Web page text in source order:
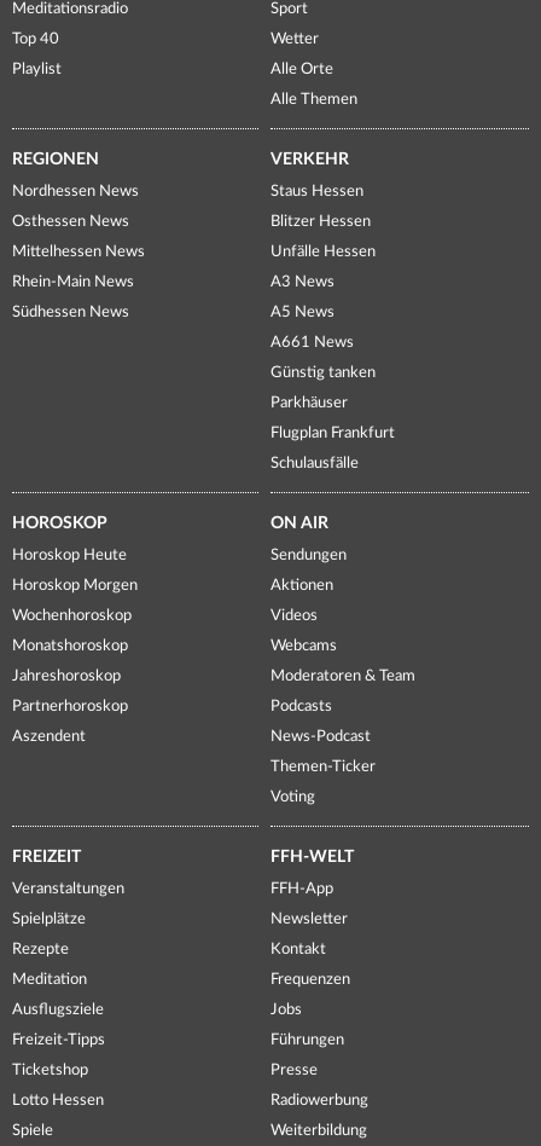
Meditationsradio
Top 40
Playlist
Sport
Wetter
Alle Orte
Alle Themen
REGIONEN
Nordhessen News
Osthessen News
Mittelhessen News
Rhein-Main News
Südhessen News
VERKEHR
Staus Hessen
Blitzer Hessen
Unfälle Hessen
A3 News
A5 News
A661 News
Günstig tanken
Parkhäuser
Flugplan Frankfurt
Schulausfälle
HOROSKOP
Horoskop Heute
Horoskop Morgen
Wochenhoroskop
Monatshoroskop
Jahreshoroskop
Partnerhoroskop
Aszendent
ON AIR
Sendungen
Aktionen
Videos
Webcams
Moderatoren & Team
Podcasts
News-Podcast
Themen-Ticker
Voting
FREIZEIT
Veranstaltungen
Spielplätze
Rezepte
Meditation
Ausflugsziele
Freizeit-Tipps
Ticketshop
Lotto Hessen
Spiele
FFH-WELT
FFH-App
Newsletter
Kontakt
Frequenzen
Jobs
Führungen
Presse
Radiowerbung
Weiterbildung